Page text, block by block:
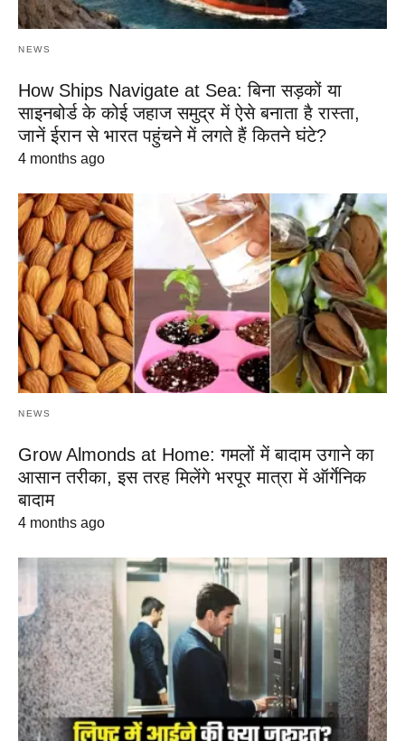
NEWS
How Ships Navigate at Sea: बिना सड़कों या
साइनबोर्ड के कोई जहाज समुद्र में ऐसे बनाता है रास्ता,
जानें ईरान से भारत पहुंचने में लगते हैं कितने घंटे?
4 months ago
NEWS
Grow Almonds at Home: गमलों में बादाम उगाने का
आसान तरीका, इस तरह मिलेंगे भरपूर मात्रा में ऑर्गेनिक
बादाम
4 months ago